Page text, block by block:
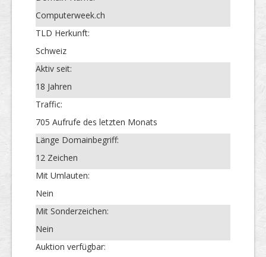
Computerweek.ch
TLD Herkunft:
Schweiz
Aktiv seit:
18 Jahren
Traffic:
705 Aufrufe des letzten Monats
Länge Domainbegriff:
12 Zeichen
Mit Umlauten:
Nein
Mit Sonderzeichen:
Nein
Auktion verfügbar: